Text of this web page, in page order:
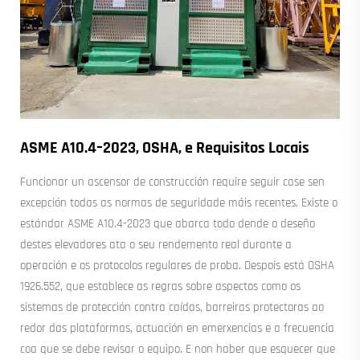
ASME A10.4–2023, OSHA, e Requisitos Locais
Funcionar un ascensor de construcción require seguir case sen
excepción todas as normas de seguridade máis recentes. Existe o
estándar ASME A10.4-2023 que abarca todo dende o deseño
destes elevadores ata o seu rendemento real durante a
operación e os protocolos regulares de proba. Despois está OSHA
1926.552, que establece as regras sobre aspectos como os
sistemas de protección contra caídas, barreiras protectoras ao
redor das plataformas, actuación en emerxencias e a frecuencia
coa que se debe revisar o equipo. E non haber que esquecer que